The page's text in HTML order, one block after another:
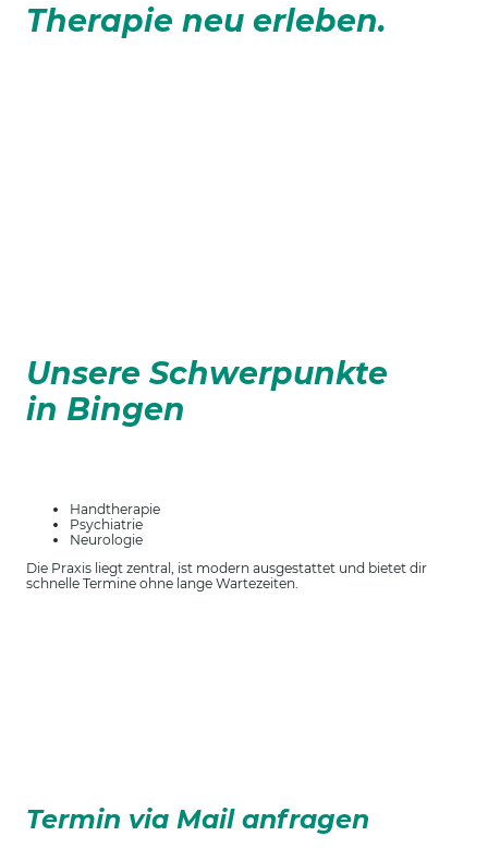
Therapie neu erleben.
Unsere Schwerpunkte
in Bingen
Handtherapie
Psychiatrie
Neurologie
Die Praxis liegt zentral, ist modern ausgestattet und bietet dir
schnelle Termine ohne lange Wartezeiten.
Termin via Mail anfragen